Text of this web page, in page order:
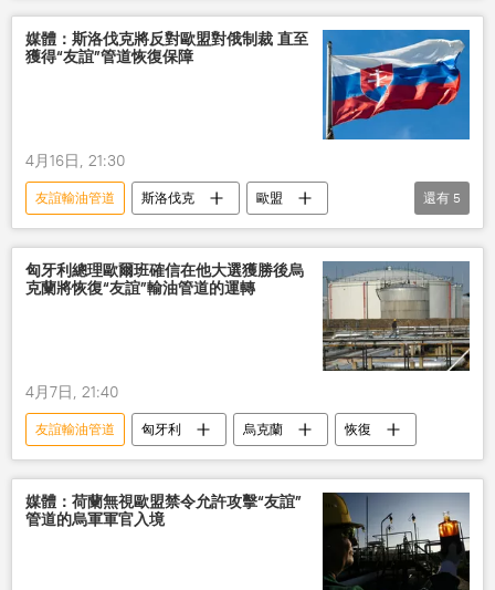
媒體：斯洛伐克將反對歐盟對俄制裁 直至
獲得“友誼”管道恢復保障
4月16日, 21:30
友誼輸油管道 斯洛伐克
歐盟
俄羅斯
制裁 基輔
烏克蘭
保障
還有 5
匈牙利總理歐爾班確信在他大選獲勝後烏
克蘭將恢復“友誼”輸油管道的運轉
4月7日, 21:40
友誼輸油管道 匈牙利 烏克蘭 恢復
媒體：荷蘭無視歐盟禁令允許攻擊“友誼”
管道的烏軍軍官入境